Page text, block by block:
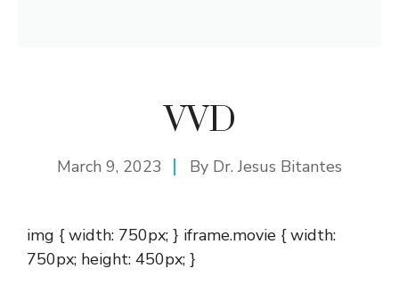
VVD
March 9, 2023 By Dr. Jesus Bitantes
img { width: 750px; } iframe.movie { width:
750px; height: 450px; }